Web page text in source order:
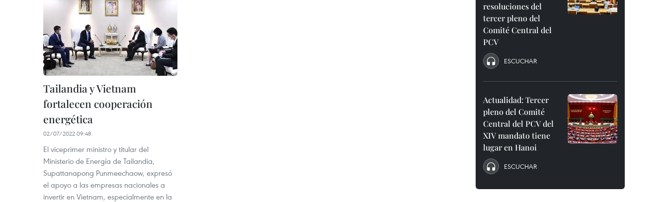
Tailandia y Vietnam
fortalecen cooperación
energética
02/07/2022 09:48
El viceprimer ministro y titular del
Ministerio de Energía de Tailandia,
Supattanapong Punmeechaow, expresó
el apoyo a las empresas nacionales a
invertir en Vietnam, especialmente en la
resoluciones del
tercer pleno del
Comité Central del
PCV
ESCUCHAR
Actualidad: Tercer
pleno del Comité
Central del PCV del
XIV mandato tiene
lugar en Hanoi
ESCUCHAR